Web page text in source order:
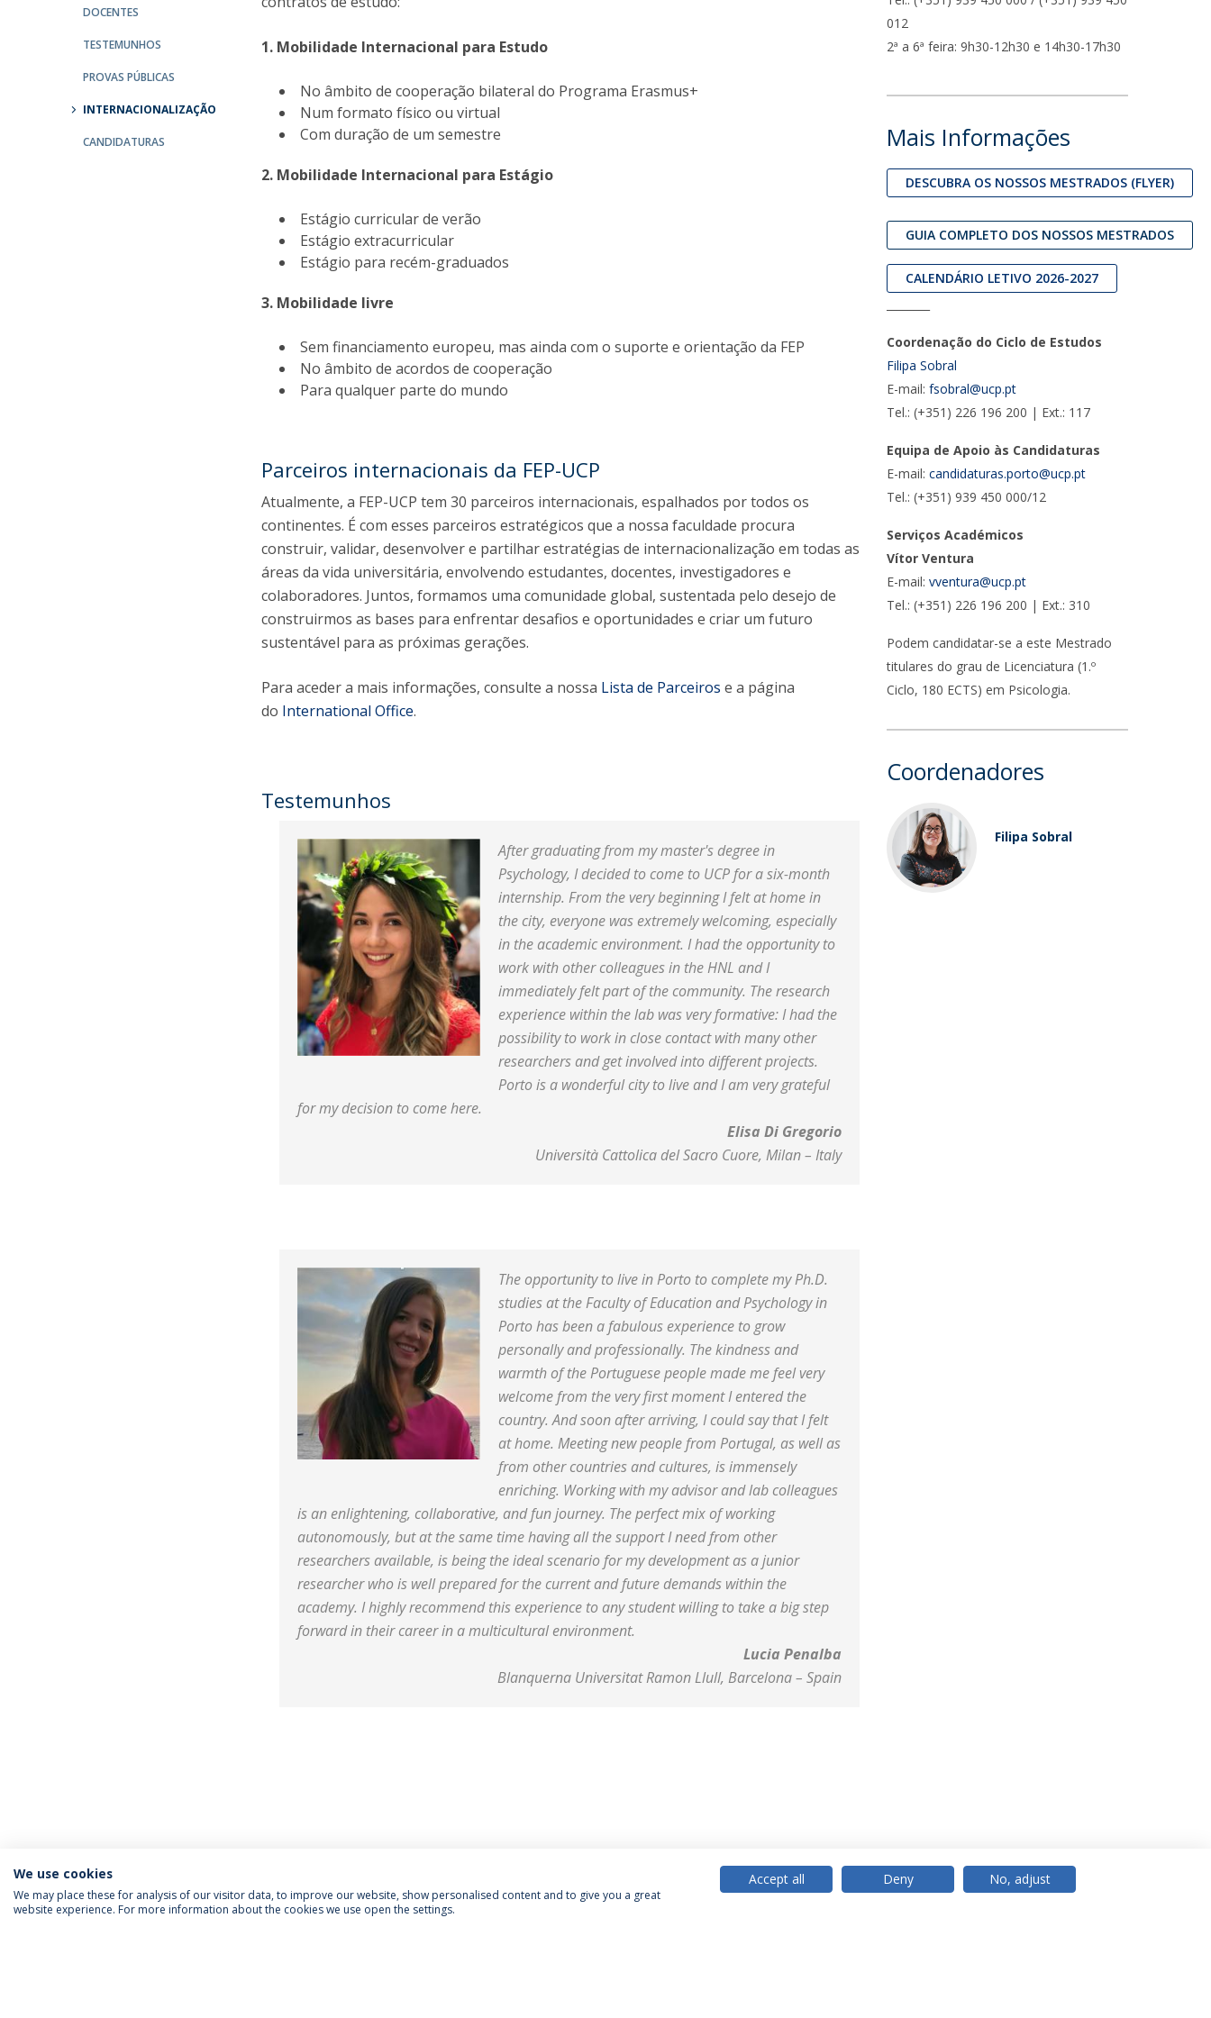
Research Centre for Human Development
| CEDH
Human Neurobehavioral Laboratory |
HNL
Associação de Antigos Alunos de Psicologia
DOCENTES
TESTEMUNHOS
PROVAS PÚBLICAS
INTERNACIONALIZAÇÃO
CANDIDATURAS
1. Mobilidade Internacional para Estudo
No âmbito de cooperação bilateral do Programa Erasmus+
Num formato físico ou virtual
Com duração de um semestre
2. Mobilidade Internacional para Estágio
Estágio curricular de verão
Estágio extracurricular
Estágio para recém-graduados
3. Mobilidade livre
Sem financiamento europeu, mas ainda com o suporte e orientação da FEP
No âmbito de acordos de cooperação
Para qualquer parte do mundo
Parceiros internacionais da FEP-UCP
Atualmente, a FEP-UCP tem 30 parceiros internacionais, espalhados por todos os
continentes. É com esses parceiros estratégicos que a nossa faculdade procura
construir, validar, desenvolver e partilhar estratégias de internacionalização em todas as
áreas da vida universitária, envolvendo estudantes, docentes, investigadores e
colaboradores. Juntos, formamos uma comunidade global, sustentada pelo desejo de
construirmos as bases para enfrentar desafios e oportunidades e criar um futuro
sustentável para as próximas gerações.
Para aceder a mais informações, consulte a nossa Lista de Parceiros e a página
do International Office.
Testemunhos
After graduating from my master's degree in
Psychology, I decided to come to UCP for a six-month
internship. From the very beginning I felt at home in
the city, everyone was extremely welcoming, especially
in the academic environment. I had the opportunity to
work with other colleagues in the HNL and I
immediately felt part of the community. The research
experience within the lab was very formative: I had the
possibility to work in close contact with many other
researchers and get involved into different projects.
Porto is a wonderful city to live and I am very grateful
for my decision to come here.
Elisa Di Gregorio
Università Cattolica del Sacro Cuore, Milan – Italy
The opportunity to live in Porto to complete my Ph.D.
studies at the Faculty of Education and Psychology in
Porto has been a fabulous experience to grow
personally and professionally. The kindness and
warmth of the Portuguese people made me feel very
welcome from the very first moment I entered the
country. And soon after arriving, I could say that I felt
at home. Meeting new people from Portugal, as well as
from other countries and cultures, is immensely
enriching. Working with my advisor and lab colleagues
is an enlightening, collaborative, and fun journey. The perfect mix of working
autonomously, but at the same time having all the support I need from other
researchers available, is being the ideal scenario for my development as a junior
researcher who is well prepared for the current and future demands within the
academy. I highly recommend this experience to any student willing to take a big step
forward in their career in a multicultural environment.
Lucia Penalba
Blanquerna Universitat Ramon Llull, Barcelona – Spain
012
2ª a 6ª feira: 9h30-12h30 e 14h30-17h30
Mais Informações
DESCUBRA OS NOSSOS MESTRADOS (FLYER)
GUIA COMPLETO DOS NOSSOS MESTRADOS
CALENDÁRIO LETIVO 2026-2027
Coordenação do Ciclo de Estudos
Filipa Sobral
E-mail:fsobral@ucp.pt
Tel.: (+351) 226 196 200 | Ext.: 117
Equipa de Apoio às Candidaturas
E-mail:candidaturas.porto@ucp.pt
Tel.: (+351) 939 450 000/12
Serviços Académicos
Vítor Ventura
E-mail:vventura@ucp.pt
Tel.: (+351) 226 196 200 | Ext.: 310
Podem candidatar-se a este Mestrado
titulares do grau de Licenciatura (1.º
Ciclo, 180 ECTS) em Psicologia.
Coordenadores
Filipa Sobral
We use cookies
We may place these for analysis of our visitor data, to improve our website, show personalised content and to give you a great
website experience. For more information about the cookies we use open the settings.
Accept all Deny No, adjust